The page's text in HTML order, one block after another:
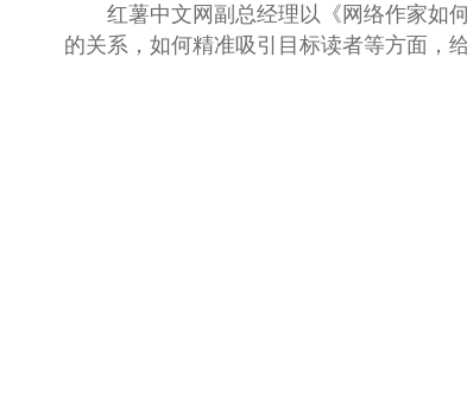
红薯中文网副总经理以《网络作家如
的关系，如何精准吸引目标读者等方面，